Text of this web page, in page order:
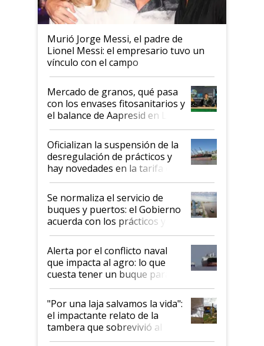
Murió Jorge Messi, el padre de
Lionel Messi: el empresario tuvo un
vínculo con el campo
Mercado de granos, qué pasa
con los envases fitosanitarios y
el balance de Aapresid en La
Posta
Oficializan la suspensión de la
desregulación de prácticos y
hay novedades en la tarifa de
la hidrovía
Se normaliza el servicio de
buques y puertos: el Gobierno
acuerda con los prácticos y
suspende el decreto de
desregulación
Alerta por el conflicto naval
que impacta al agro: lo que
cuesta tener un buque parado
y el peligro de que Argentina
pase a ser "país sucio"
"Por una laja salvamos la vida":
el impactante relato de la
tambera que sobrevivió al
tornado